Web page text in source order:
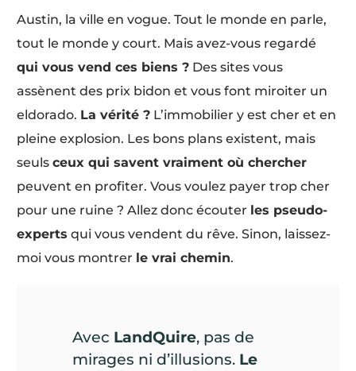
Austin, la ville en vogue. Tout le monde en parle,
tout le monde y court. Mais avez-vous regardé
qui vous vend ces biens ? Des sites vous
assènent des prix bidon et vous font miroiter un
eldorado. La vérité ? L’immobilier y est cher et en
pleine explosion. Les bons plans existent, mais
seulsceux qui savent vraiment où chercher
peuvent en profiter. Vous voulez payer trop cher
pour une ruine ? Allez donc écouter les pseudo-
experts qui vous vendent du rêve. Sinon, laissez-
moi vous montrer le vrai chemin.
Avec LandQuire, pas de
mirages ni d’illusions. Le